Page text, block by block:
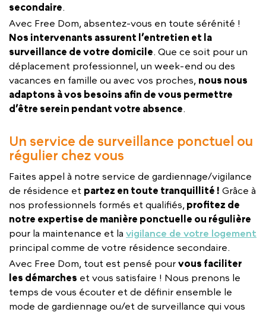
secondaire
Avec Free Dom, absentez-vous en toute sérénité !
Nos intervenants assurent l’entretien et la
surveillance de votre domicile . Que ce soit pour un
déplacement professionnel, un week-end ou des
vacances en famille ou avec vos proches, nous nous
adaptons à vos besoins afin de vous permettre
d’être serein pendant votre absence
Un service de surveillance ponctuel ou
régulier chez vous
Faites appel à notre service de gardiennage/vigilance
de résidence et partez en toute tranquillité ! Grâce à
nos professionnels formés et qualifiés, profitez de
notre expertise de manière ponctuelle ou régulière
pour la maintenance et la vigilance de votre logement
principal comme de votre résidence secondaire.
Avec Free Dom, tout est pensé pour vous faciliter
les démarches et vous satisfaire ! Nous prenons le
temps de vous écouter et de définir ensemble le
mode de gardiennage ou/et de surveillance qui vous